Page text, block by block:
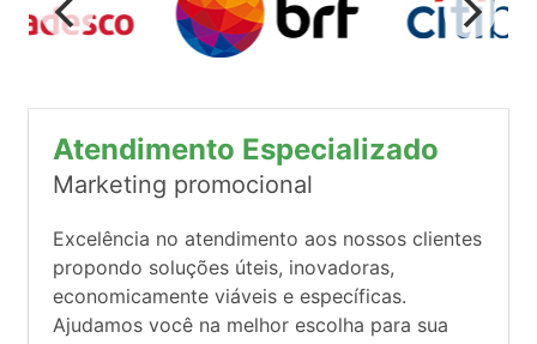
Atendimento Especializado
Marketing promocional
Excelência no atendimento aos nossos clientes
propondo soluções úteis, inovadoras,
economicamente viáveis e específicas.
Ajudamos você na melhor escolha para sua